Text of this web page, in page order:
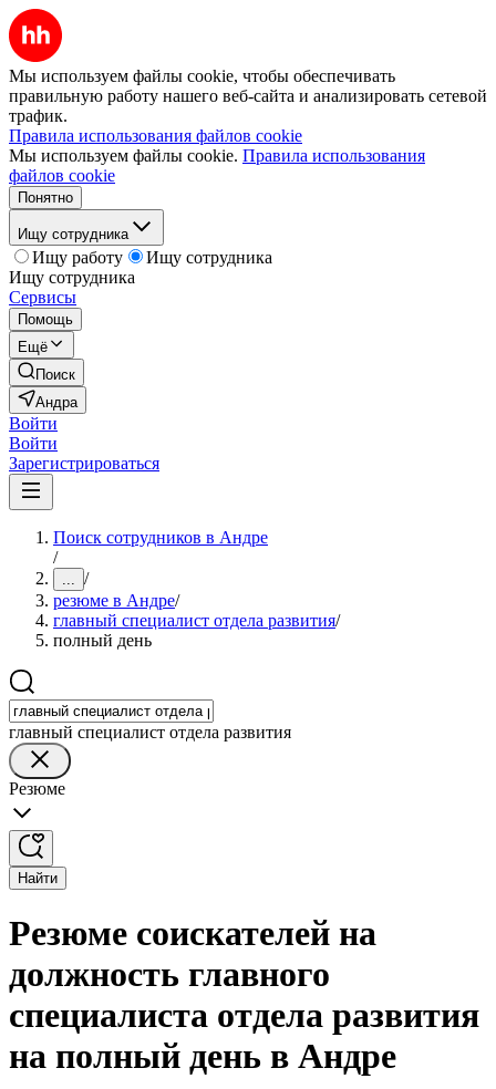
Мы используем файлы cookie, чтобы обеспечивать
правильную работу нашего веб-сайта и анализировать сетевой
трафик.
Правила использования файлов cookie
Мы используем файлы cookie. Правила использования
файлов cookie
Понятно
Ищу сотрудника
Ищу работу
Ищу сотрудника
Ищу сотрудника
Сервисы
Помощь
Ещё
Поиск
Андра
Войти
Войти
Зарегистрироваться
Поиск сотрудников в Андре
/
... /
резюме в Андре/
главный специалист отдела развития/
полный день
главный специалист отдела развития
Резюме
Найти
Резюме соискателей на
должность главного
специалиста отдела развития
на полный день в Андре